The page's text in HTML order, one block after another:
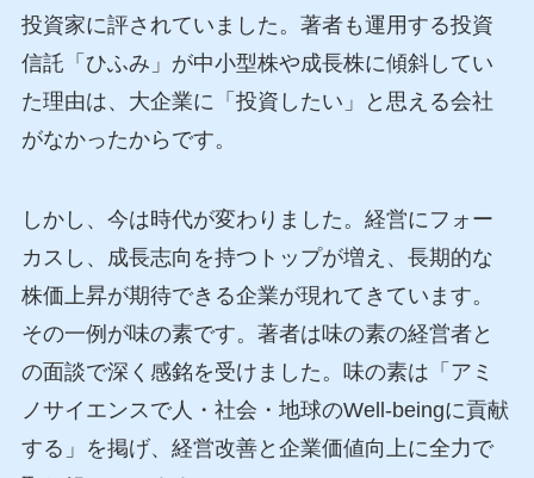
投資家に評されていました。著者も運用する投資
信託「ひふみ」が中小型株や成長株に傾斜してい
た理由は、大企業に「投資したい」と思える会社
がなかったからです。
しかし、今は時代が変わりました。経営にフォー
カスし、成長志向を持つトップが増え、長期的な
株価上昇が期待できる企業が現れてきています。
その一例が味の素です。著者は味の素の経営者と
の面談で深く感銘を受けました。味の素は「アミ
ノサイエンスで人・社会・地球のWell-beingに貢献
する」を掲げ、経営改善と企業価値向上に全力で